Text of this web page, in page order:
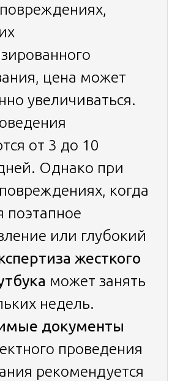
цена может
увеличиваться.
от 3 до 10
Однако при
когда
поэтапное
или глубокий
жесткого
может занять
недель.
документы
проведения
рекомендуется